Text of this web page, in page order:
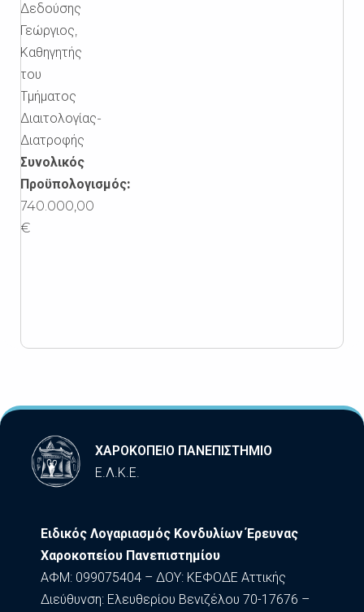
Δεδούσης
Γεώργιος,
Καθηγητής
του
Τμήματος
Διαιτολογίας-
Διατροφής
Συνολικός
Προϋπολογισμός:
740.000,00
€
ΧΑΡΟΚΟΠΕΙΟ ΠΑΝΕΠΙΣΤΗΜΙΟ
Ε.Λ.Κ.Ε.
Ειδικός Λογαριασμός Κονδυλίων Έρευνας
Χαροκοπείου Πανεπιστημίου
ΑΦΜ: 099075404 – ΔΟΥ: ΚΕΦΟΔΕ Αττικής
Διεύθυνση: Ελευθερίου Βενιζέλου 70-17676 –